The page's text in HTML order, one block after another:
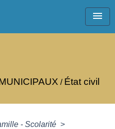
menu
/ État civil
- Scolarité >